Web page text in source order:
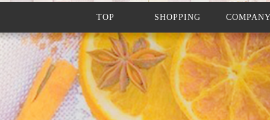
TOP SHOPPING